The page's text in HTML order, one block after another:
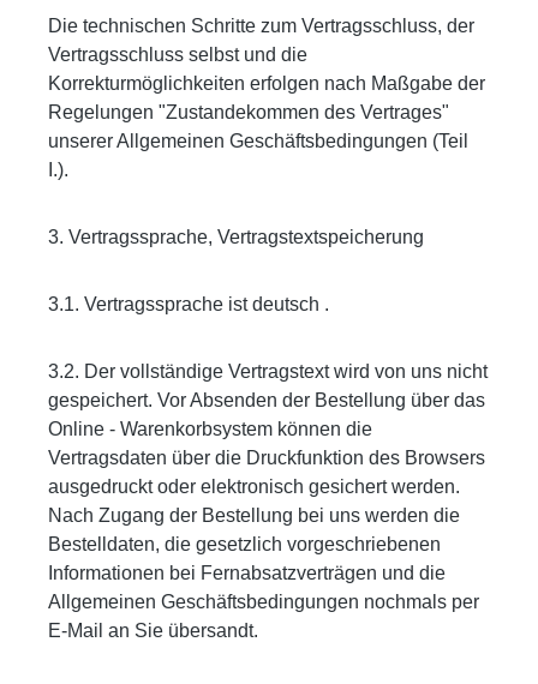
Die technischen Schritte zum Vertragsschluss, der
Vertragsschluss selbst und die
Korrekturmöglichkeiten erfolgen nach Maßgabe der
Regelungen "Zustandekommen des Vertrages"
unserer Allgemeinen Geschäftsbedingungen (Teil
I.).
3. Vertragssprache, Vertragstextspeicherung
3.1. Vertragssprache ist deutsch .
3.2. Der vollständige Vertragstext wird von uns nicht
gespeichert. Vor Absenden der Bestellung über das
Online - Warenkorbsystem können die
Vertragsdaten über die Druckfunktion des Browsers
ausgedruckt oder elektronisch gesichert werden.
Nach Zugang der Bestellung bei uns werden die
Bestelldaten, die gesetzlich vorgeschriebenen
Informationen bei Fernabsatzverträgen und die
Allgemeinen Geschäftsbedingungen nochmals per
E-Mail an Sie übersandt.